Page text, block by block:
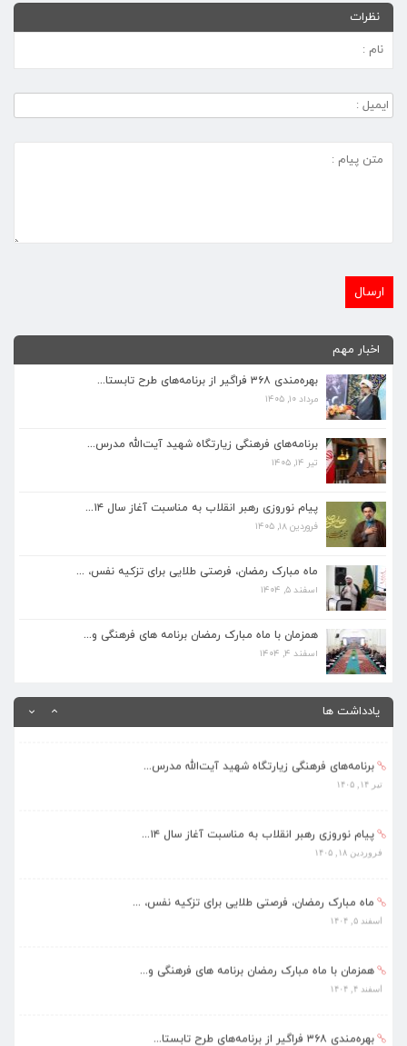
نظرات
اخبار مهم
بهره‌مندی ۳۶۸ فراگیر از برنامه‌های طرح تابستا...
مرداد ۱۰, ۱۴۰۵
برنامه‌های فرهنگی زیارتگاه شهید آیت‌الله مدرس...
تیر ۱۴, ۱۴۰۵
پیام نوروزی رهبر انقلاب به مناسبت آغاز سال ۱۴...
فروردین ۱۸, ۱۴۰۵
ماه مبارک رمضان، فرصتی طلایی برای تزکیه نفس، ...
اسفند ۵, ۱۴۰۴
همزمان با ماه مبارک رمضان برنامه های فرهنگی و...
اسفند ۴, ۱۴۰۴
یادداشت ها
برنامه‌های فرهنگی زیارتگاه شهید آیت‌الله مدرس...
پیام نوروزی رهبر انقلاب به مناسبت آغاز سال ۱۴...
ماه مبارک رمضان، فرصتی طلایی برای تزکیه نفس، ...
اسفند ۵, ۱۴۰۴
همزمان با ماه مبارک رمضان برنامه های فرهنگی و...
اسفند ۴, ۱۴۰۴
مرداد ۱۰, ۱۴۰۵
تیر ۱۴, ۱۴۰۵
فروردین ۱۸, ۱۴۰۵
اسفند ۵, ۱۴۰۴
اسفند ۴, ۱۴۰۴
مرداد ۱۰, ۱۴۰۵